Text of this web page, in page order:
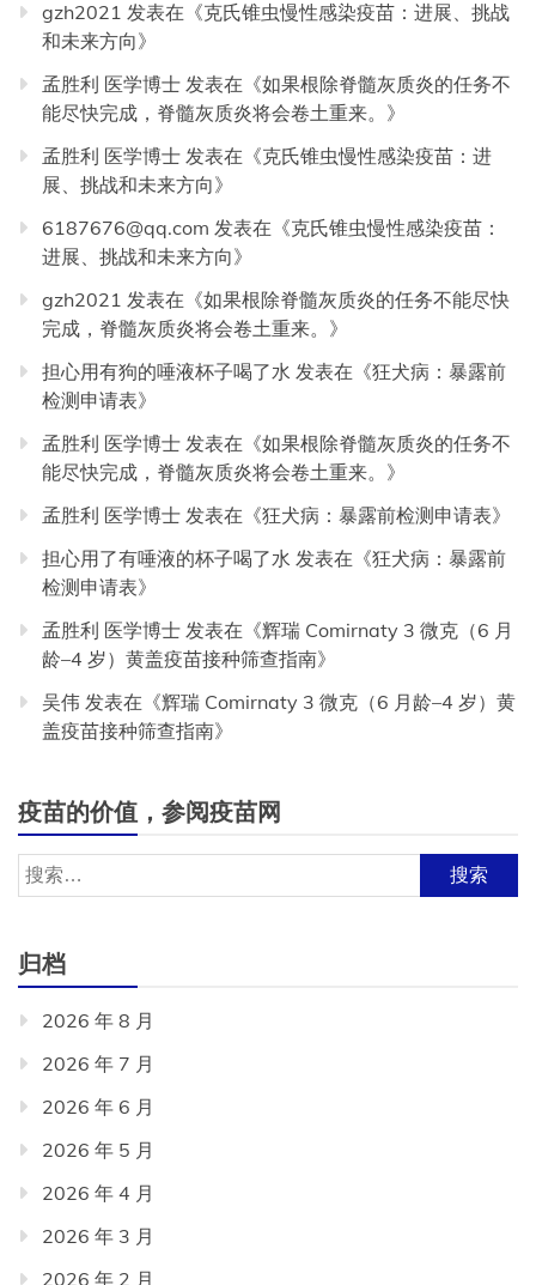
gzh2021 发表在《克氏锥虫慢性感染疫苗：进展、挑战
和未来方向》
孟胜利 医学博士 发表在《如果根除脊髓灰质炎的任务不
能尽快完成，脊髓灰质炎将会卷土重来。 》
孟胜利 医学博士 发表在《克氏锥虫慢性感染疫苗：进
展、挑战和未来方向》
6187676@qq.com 发表在《克氏锥虫慢性感染疫苗：
进展、挑战和未来方向》
gzh2021 发表在《如果根除脊髓灰质炎的任务不能尽快
完成，脊髓灰质炎将会卷土重来。 》
担心用有狗的唾液杯子喝了水 发表在《狂犬病：暴露前
检测申请表》
孟胜利 医学博士 发表在《如果根除脊髓灰质炎的任务不
能尽快完成，脊髓灰质炎将会卷土重来。 》
孟胜利 医学博士 发表在《狂犬病：暴露前检测申请表》
担心用了有唾液的杯子喝了水 发表在《狂犬病：暴露前
检测申请表》
孟胜利 医学博士 发表在《辉瑞 Comirnaty 3 微克（6 月
龄–4 岁）黄盖疫苗接种筛查指南》
吴伟 发表在《辉瑞 Comirnaty 3 微克（6 月龄–4 岁）黄
盖疫苗接种筛查指南》
疫苗的价值，参阅疫苗网
搜
索：
归档
2026 年 8 月
2026 年 7 月
2026 年 6 月
2026 年 5 月
2026 年 4 月
2026 年 3 月
2026 年 2 月